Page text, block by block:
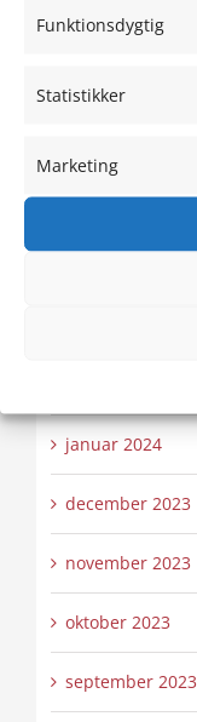
Funktionsdygtig
Statistikker
Marketing
august 2024
juli 2024
januar 2024
december 2023
november 2023
oktober 2023
september 2023